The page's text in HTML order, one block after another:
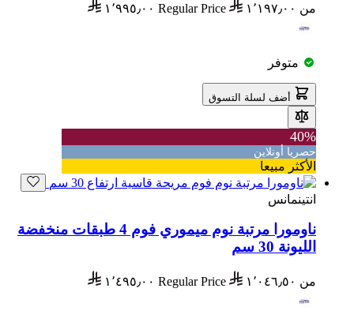
من ١٬١٩٧٫٠٠ Regular Price ١٬٩٩٥٫٠٠
متوفر
أضف لسلة التسوق
40%
حصريا أونلاين
الأكثر مبيعا
انتينمانس
ناومورا مرتبة نوم ميموري فوم 4 طبقات منخفضة
الليونة 30 سم
من ١٬٠٤٦٫٥٠ Regular Price ١٬٤٩٥٫٠٠